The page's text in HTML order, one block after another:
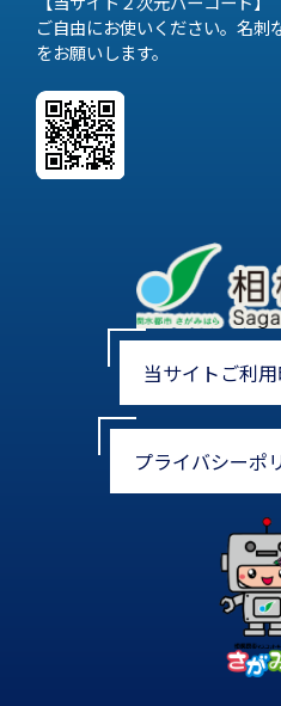
ご自由にお使いください。名刺
をお願いします。
当サイトご利
プライバシーポ